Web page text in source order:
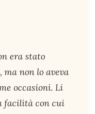
era stato
ma non lo aveva
occasioni. Li
facilità con cui